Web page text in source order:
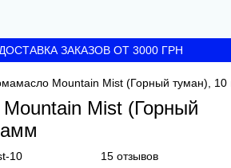
ЗАКАЗОВ ОТ 3000 ГРН
Mountain Mist (Горный туман), 10
Mist (Горный
10 15 отзывов